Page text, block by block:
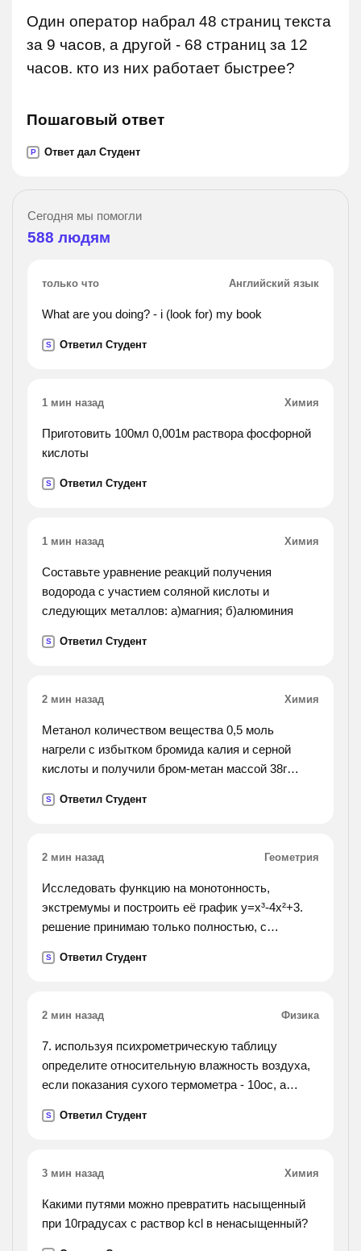
Один оператор набрал 48 страниц текста
за 9 часов, а другой - 68 страниц за 12
часов. кто из них работает быстрее?
Пошаговый ответ
P Ответ дал Студент
Сегодня мы помогли
588 людям
только что Английский язык
What are you doing? - i (look for) my book
S Ответил Студент
1 мин назад Химия
Приготовить 100мл 0,001м раствора фосфорной
кислоты
S Ответил Студент
1 мин назад Химия
Составьте уравнение реакций получения
водорода с участием соляной кислоты и
следующих металлов: а)магния; б)алюминия
S Ответил Студент
2 мин назад Химия
Метанол количеством вещества 0,5 моль
нагрели с избытком бромида калия и серной
кислоты и получили бром-метан массой 38г
возможного
S Ответил Студент
2 мин назад Геометрия
Исследовать функцию на монотонность,
экстремумы и построить её график y=x³-4x²+3.
решение принимаю только полностью, с
S Ответил Студент
2 мин назад Физика
7. используя психрометрическую таблицу
определите относительную влажность воздуха,
если показания сухого термометра - 10ос, а
S Ответил Студент
3 мин назад Химия
Какими путями можно превратить насыщенный
при 10градусах с раствор kcl в ненасыщенный?